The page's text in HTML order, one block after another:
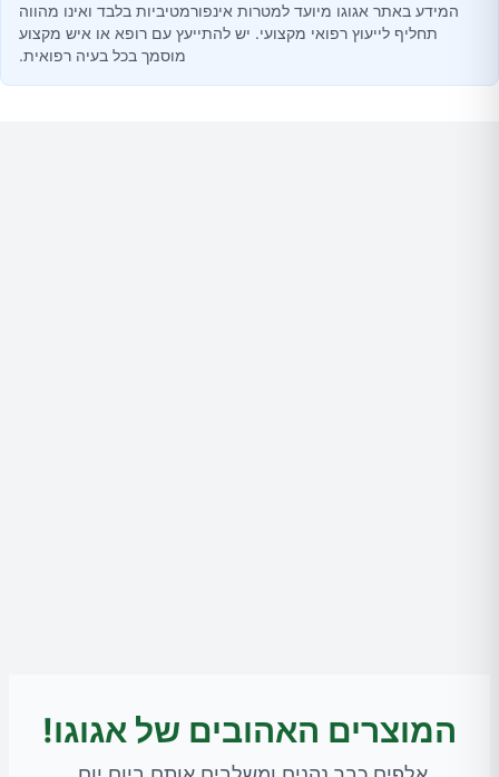
המידע באתר אגוגו מיועד למטרות אינפורמטיביות בלבד ואינו מהווה
תחליף לייעוץ רפואי מקצועי. יש להתייעץ עם רופא או איש מקצוע
מוסמך בכל בעיה רפואית.
המוצרים האהובים של אגוגו!